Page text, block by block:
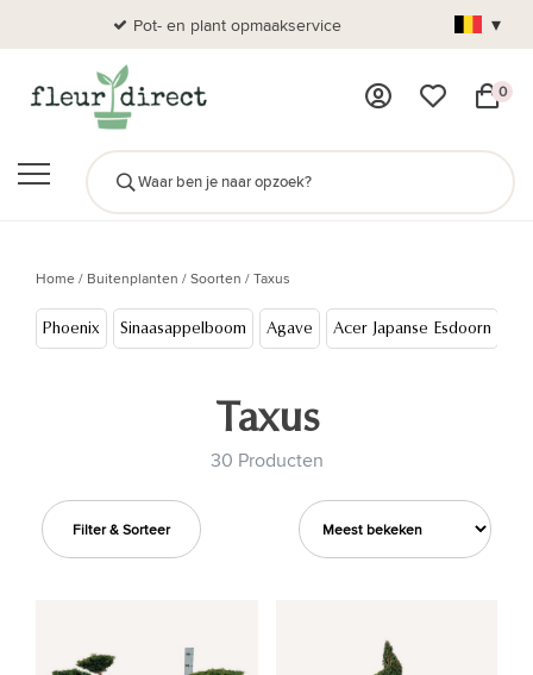
Pot- en plant opmaakservice ▾
0
Home/ Buitenplanten /Soorten /Taxus
Phoenix Sinaasappelboom Agave Acer Japanse Esdoorn
Taxus
30 Producten
Filter & Sorteer